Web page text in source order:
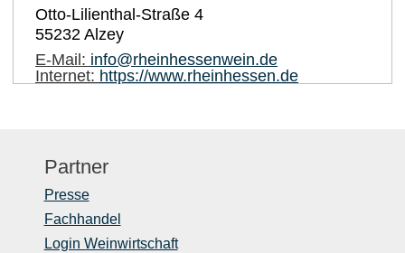
Otto-Lilienthal-Straße 4
55232 Alzey
E-Mail: info@rheinhessenwein.de
Internet: https://www.rheinhessen.de
Partner
Presse
Fachhandel
Login Weinwirtschaft